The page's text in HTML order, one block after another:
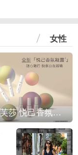
女性
IPSA茵芙莎 悦己香氛凝露上市